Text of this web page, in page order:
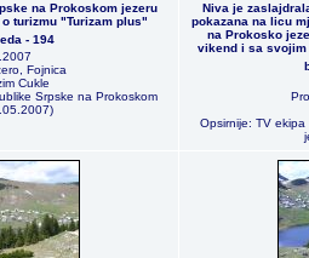
na Prokoskom jezeru
turizmu "Turizam plus"
- 194
Fojnica
Cukle
Srpske na Prokoskom
Niva je
pokazana na licu
na Prokosko
vikend i sa svojim
Opsirnije: TV